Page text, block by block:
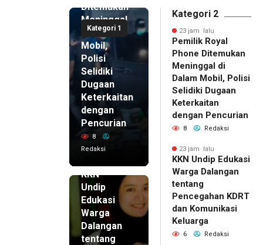
Kategori 1
Ditemukan
Meninggal
di Dalam
Mobil,
Polisi
Selidiki
Dugaan
Keterkaitan
dengan
Pencurian
8
Redaksi
KKN
Undip
Edukasi
Warga
Dalangan
tentang
Kategori 2
23 jam lalu
Pemilik Royal
Phone Ditemukan
Meninggal di
Dalam Mobil, Polisi
Selidiki Dugaan
Keterkaitan
dengan Pencurian
8 Redaksi
23 jam lalu
KKN Undip Edukasi
Warga Dalangan
tentang
Pencegahan KDRT
dan Komunikasi
Keluarga
6 Redaksi